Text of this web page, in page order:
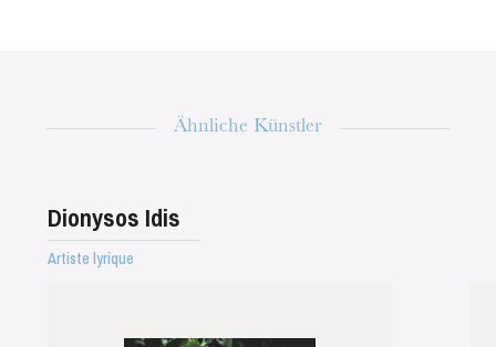
Ähnliche Künstler
Dionysos Idis
Artiste lyrique